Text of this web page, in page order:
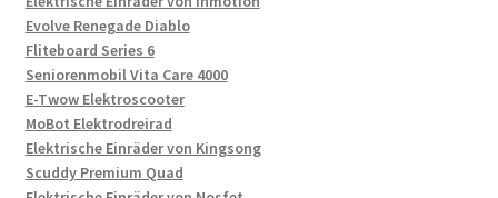
Evolve Renegade Diablo
Fliteboard Series 6
Seniorenmobil Vita Care 4000
E-Twow Elektroscooter
MoBot Elektrodreirad
Elektrische Einräder von Kingsong
Scuddy Premium Quad